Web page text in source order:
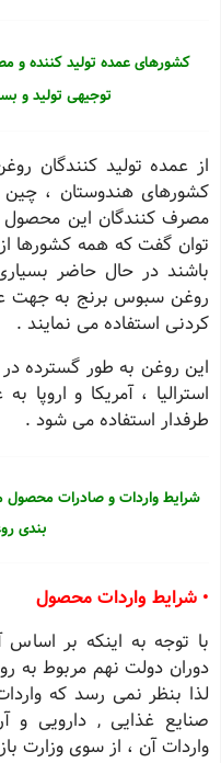
کشورهای عمده تولید کننده
توجیهی تولید و
از عمده تولید کنندگان
کشورهای هندوستان ، چین
مصرف کنندگان این
توان گفت که همه کشورها
باشند در حال حاضر بسیاری
روغن سبوس برنج به جهت
کردنی استفاده می نمایند .
این روغن به طور گسترده در
استرالیا ، آمریکا و
طرفدار استفاده می شود .
شرایط واردات و صادرات محصول
بندی
• شرایط واردات محصول
با توجه به اینکه بر اساس
لذا بنظر نمی رسد که
صنایع غذایی , دارویی و
واردات آن ، از سوی وزارت